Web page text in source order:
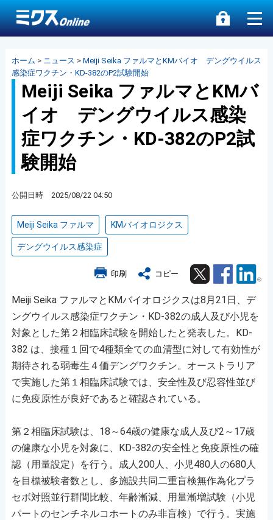
ホーム > ニュース > Meiji Seika ファルマとKMバイオ デングウイルス
感染症ワクチン・KD-382のP2試験開始
Meiji Seika ファルマとKMバ
イオ デングウイルス感染
症ワクチン・KD-382のP2試
験開始
公開日時 2025/08/22 04:50
Meiji Seika ファルマ KMバイオロジクス
デングウイルス感染症
印刷 コピー Twitter Facebook
Meiji Seika ファルマとKMバイオロジクスは8月21日、デ
ングウイルス感染症ワクチン・KD-382の成人及び小児を
対象とした第２相臨床試験を開始したと発表した。KD-
382 は、接種１回で4種類全ての血清型に対して有効性が
期待される弱毒生４価デングワクチン。オーストラリア
で実施した第１相臨床試験では、安全性及び忍容性並び
に免疫原性が良好であると確認されている。
第２相臨床試験は、18～64歳の健康な成人及び2～17歳
の健康な小児を対象に、KD-382の安全性と免疫原性の確
認（用量設定）を行う。成人200人、小児480人の680人
を目標被験者数とし、多施設共同二重盲検無作為化プラ
セボ対照並行群間比較、年齢漸減、用量漸増試験（小児
パートのセンチネルコホートのみ非盲検）で行う。実施